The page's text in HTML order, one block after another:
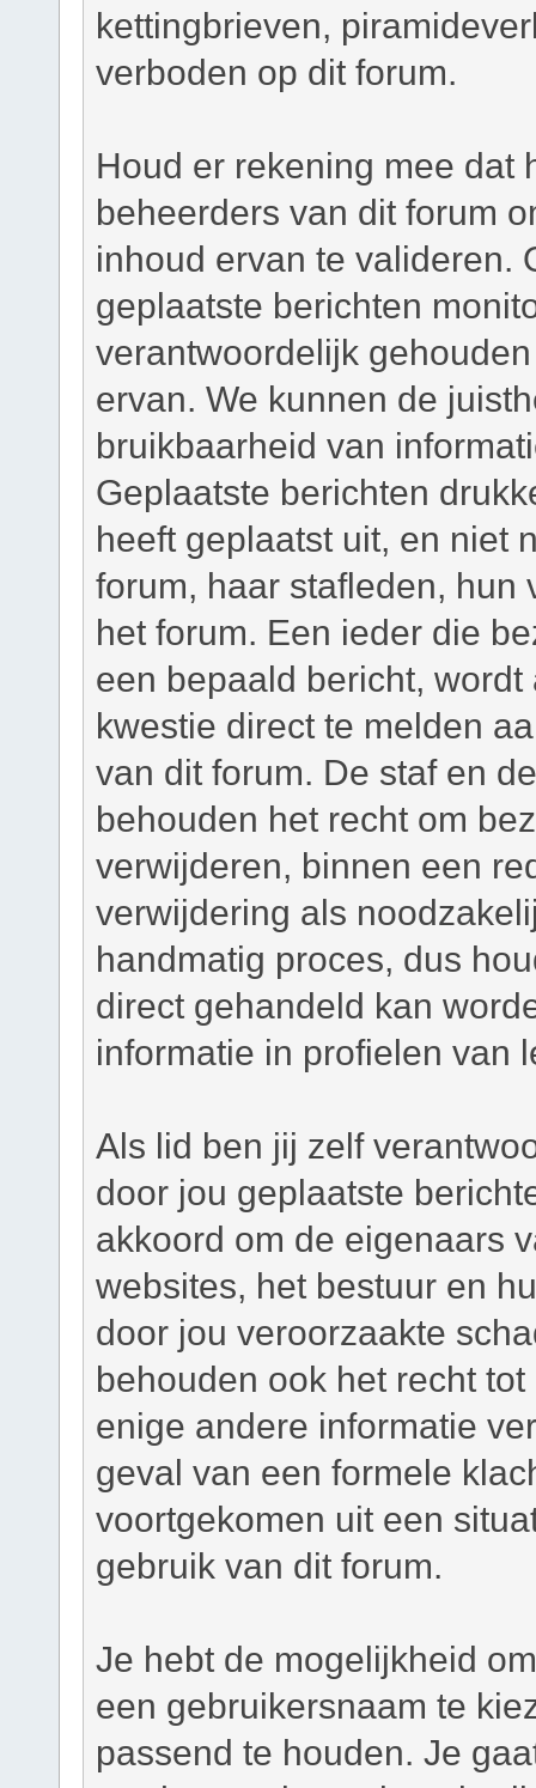
kettingbrieven,
verboden op dit forum.
Houd er rekening mee dat
beheerders van dit forum
inhoud ervan te valideren.
geplaatste berichten
verantwoordelijk
ervan. We kunnen de
bruikbaarheid van
Geplaatste berichten
heeft geplaatst uit, en niet
forum, haar stafleden, hun
het forum. Een ieder die
een bepaald bericht,
kwestie direct te melden
van dit forum. De staf en
behouden het recht om
verwijderen, binnen een
verwijdering als
handmatig proces, dus
direct gehandeld kan
informatie in profielen van
Als lid ben jij zelf
door jou geplaatste
akkoord om de eigenaars
websites, het bestuur en
door jou veroorzaakte
behouden ook het recht
enige andere informatie
geval van een formele
voortgekomen uit een
gebruik van dit forum.
Je hebt de mogelijkheid
een gebruikersnaam te
passend te houden. Je